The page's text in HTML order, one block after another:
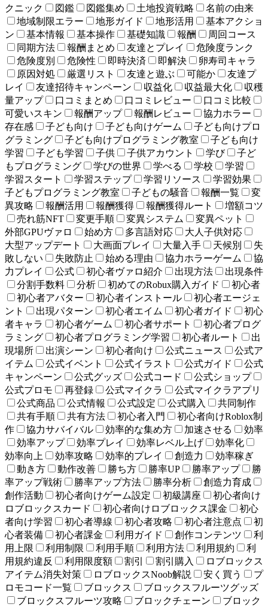
クニック
図鑑 図鑑集め 土地投資戦略
名前の由来
地域制限エラー
地形ガイド 地形活用
基本アクショ
ン
基本情報 基本操作 基礎知識 報酬
周回コース
同期方法
報酬まとめ 友達とプレイ
危険度ランク
危険度別
危険性 即時決済 即解決
卵寿司キャラ
原因対処
厳選リスト 友達と遊ぶ 可能か
友達プ
レイ
友達招待キャンペーン 収益化 収益最大化
収穫
量アップ
口コミまとめ 口コミレビュー
口コミ比較
可愛いスキン
報酬アップ 報酬レビュー
協力ホラー
存在感
子ども向け 子ども向けゲーム
子ども向けプロ
グラミング
子ども向けプログラミング教室
子ども向け
学習
子ども学習 子供 子供アカウント 学び
子ど
もプログラミング
学びの世界 学べる 学校
学習
学習スタート
学習ステップ 学習リソース
学習効果
子どもプログラミング教室
子どもの騒音 報酬一覧
変
異攻略
報酬活用 報酬獲得 報酬獲得ルート
増額コツ
売れ筋NFT
変更手順 変異システム
変異ペット
外部GPUヴァロ
始め方 多言語対応
大人子供対応
大型アップデート
大画面プレイ 大量入手 天候別
失
敗しない
失敗防止 始める理由 協力ホラーゲーム
協
力プレイ
公式 初心者ヴァロ紹介 出現方法
出現条件
分割手数料
分析 初めてのRobux購入ガイド
初心者
初心者アバター
初心者インストール
初心者エージェ
ント
出現パターン 初心者エイム 初心者ガイド
初心
者キャラ
初心者ゲーム 初心者サポート
初心者プログ
ラミング
初心者プログラミング学習 初心者ルート
出
現場所
出演シーン 初心者向け 公式ニュース
公式ア
イテム
公式イベント 公式イラスト 公式ガイド
公式
キャンペーン
公式グッズ 公式コード
公式ショップ
公式プロモ
再登録 公式マイクラ
公式マイクラアプリ
公式商品
公式情報 公式設定 公式購入
共同制作
共有手順
共有方法 初心者入門
初心者向けRoblox制
作
協力サバイバル 効率的な集め方 加速させる
効率
効率アップ
効率プレイ 効率レベル上げ
効率化
効率向上
効率攻略 効率的プレイ 創造力
効率稼ぎ
動き方
動作改善 勝ち方 勝率UP 勝率アップ
勝
率アップ戦術
勝率アップ方法 勝率分析
創造力育成
創作活動
初心者向けゲーム設定 初級講座
初心者向け
ロブロックスカード
初心者向けロブロックス課金
初心
者向け学習
初心者導線 初心者攻略 初心者注意点
初
心者装備
初心者課金 利用ガイド 創作コンテンツ
利
用上限
利用制限 利用手順 利用方法 利用規約
利
用規約違反
利用限度額 割引 割引購入
ロブロックス
アイテム消失対策
ロブロックスNoob解説 安く買う
プ
ロモコード一覧
ブロックス
ブロックスフルーツグッズ
ブロックスフルーツ攻略
ブロックチェーン
ブロック